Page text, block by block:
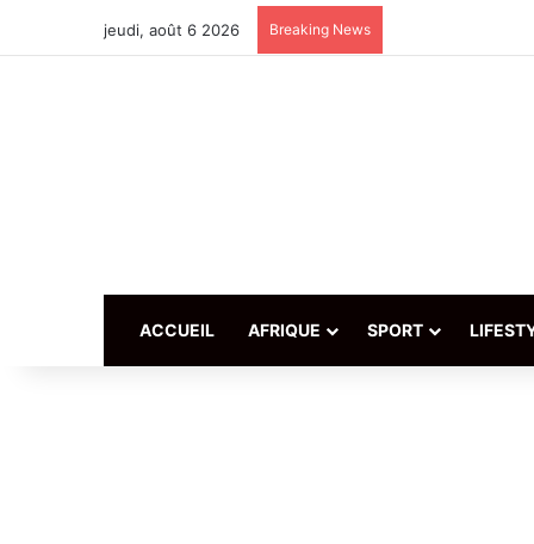
jeudi, août 6 2026 Breaking News
ACCUEIL AFRIQUE SPORT